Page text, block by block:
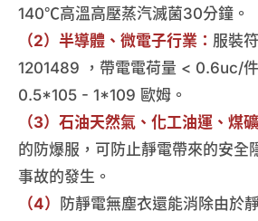
140℃高溫高壓蒸汽滅菌30分鐘。
（2）半導體、微電子行業： 服裝
1201489 ，帶電電荷量 < 0.6uc/
0.5*105 - 1*109 歐姆。
（3）石油天然氣、化工油運、煤
的防爆服，可防止靜電帶來的安全
事故的發生。
（4）
防靜電無塵衣還能消除由於